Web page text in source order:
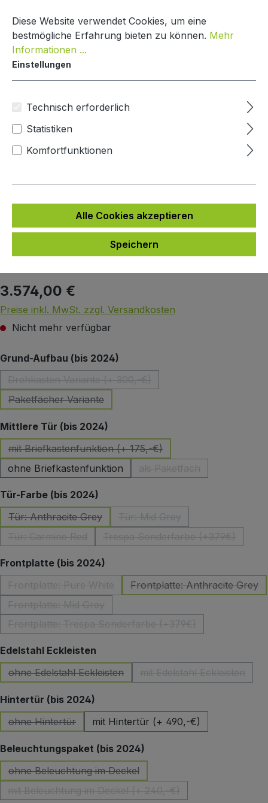
Paketkasten Nature Line
Mypaketkasten
Bildergalerie überspringen
Regulärer Preis:
3.574,00 €
Preise inkl. MwSt. zzgl. Versandkosten
Nicht mehr verfügbar
Grund-Aufbau (bis 2024)
(Diese Option ist zurzeit nicht verfügbar.)
Paketfächer Variante
(Diese Option ist zurzeit nicht verfügbar.)
Mittlere Tür (bis 2024)
mit Briefkastenfunktion (+ 175,-€)
(Diese Option ist zurzeit nicht verfügbar.)
ohne Briefkastenfunktion
(Diese Option ist zurzeit
Tür-Farbe (bis 2024)
Tür: Anthracite Grey
(Diese Option ist zurzeit nicht verfügbar.)
(Diese Option ist zurzeit nicht verfügbar.)(Diese Option ist zurzeit
Frontplatte (bis 2024)
(Diese Option ist zurzeit nicht verfügbar.)
Frontplatte: Anthracite Grey
(Diese Option ist
(Diese Option ist zurzeit nicht verfügbar.)
(Diese Option ist zurzeit nicht verfügbar.)
Edelstahl Eckleisten
ohne Edelstahl Eckleisten
(Diese Option ist zurzeit nicht verfügbar.)
Hintertür (bis 2024)
ohne Hintertür
(Diese Option ist zurzeit nicht verfügbar.)
mit Hintertür (+ 490,-€)
Beleuchtungspaket (bis 2024)
ohne Beleuchtung im Deckel
(Diese Option ist zurzeit nicht verfügbar.)
(Diese Option ist zurzeit nicht verfügbar.)
Diese Website verwendet Cookies, um eine
bestmögliche Erfahrung bieten zu können. Mehr
Informationen ...
Einstellungen
Technisch erforderlich
Statistiken
Komfortfunktionen
Alle Cookies akzeptieren
Speichern